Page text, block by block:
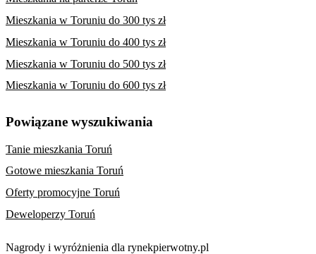
Mieszkania w Toruniu do 300 tys zł
Mieszkania w Toruniu do 400 tys zł
Mieszkania w Toruniu do 500 tys zł
Mieszkania w Toruniu do 600 tys zł
Powiązane wyszukiwania
Tanie mieszkania Toruń
Gotowe mieszkania Toruń
Oferty promocyjne Toruń
Deweloperzy Toruń
Nagrody i wyróżnienia dla rynekpierwotny.pl